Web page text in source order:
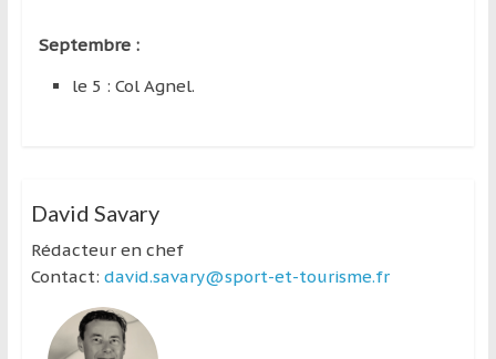
Septembre :
le 5 : Col Agnel.
David Savary
Rédacteur en chef
Contact: david.savary@sport-et-tourisme.fr